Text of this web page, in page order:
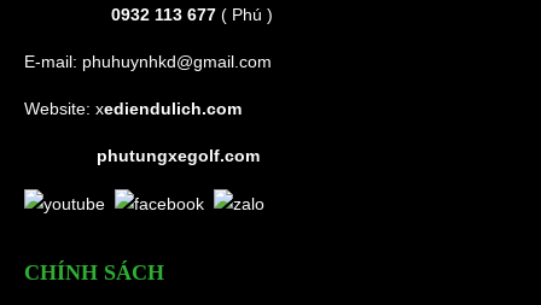
0932 113 677 ( Phú )
E-mail: phuhuynhkd@gmail.com
Website: xediendulich.com
phutungxegolf.com
CHÍNH SÁCH